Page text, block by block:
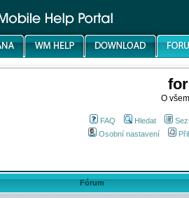
O
FAQ Hledat
Osobní nastavení
Fórum